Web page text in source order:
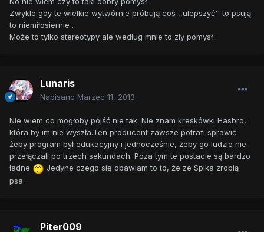
Zwykle gdy te wielkie wytwórnie próbują coś ,,ulepszyć'' to psują
to niemiłosiernie .
Może to tylko stereotypy ale według mnie to zły pomysł .
Lunaris
Napisano Marzec 11, 2013
Nie wiem co mogłoby pójść nie tak. Nie znam kreskówki Hasbro,
która by im nie wyszła.Ten producent zawsze potrafi sprawić
żeby program był edukacyjny i jednocześnie, żeby go ludzie nie
przełączali po trzech sekundach. Poza tym te postacie są bardzo
ładne
Jedyne czego się obawiam to to, że ze Spika zrobią
psa.
Piter009